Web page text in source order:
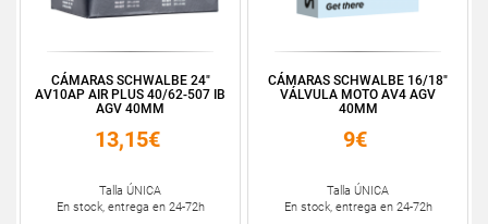
CÁMARAS SCHWALBE 24"
AV10AP AIR PLUS 40/62-507 IB
AGV 40MM
13,15€
Talla ÚNICA
En stock, entrega en 24-72h
CÁMARAS SCHWALBE 16/18"
VÁLVULA MOTO AV4 AGV
40MM
9€
Talla ÚNICA
En stock, entrega en 24-72h